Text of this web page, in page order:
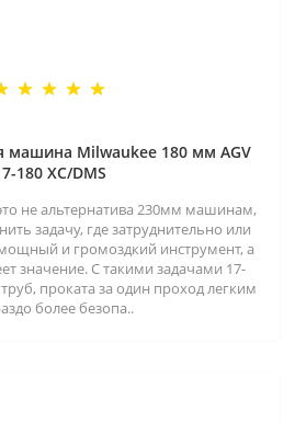
машина Milwaukee 180 мм AGV
180 XC/DMS
не альтернатива 230мм машинам,
задачу, где затруднительно или
и громоздкий инструмент, а
значение. С такими задачами 17-
труб, проката за один проход легким
более безопа..